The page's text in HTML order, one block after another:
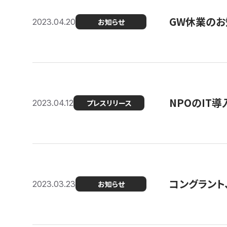
2023.04.20 お知らせ GW休業の
2023.04.12 プレスリリース NPOのIT導
2023.03.23 お知らせ コングラン